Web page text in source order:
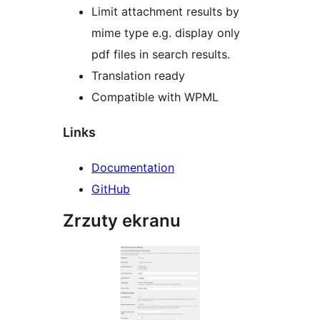
Limit attachment results by
mime type e.g. display only
pdf files in search results.
Translation ready
Compatible with WPML
Links
Documentation
GitHub
Zrzuty ekranu